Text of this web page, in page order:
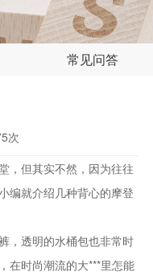
常见问答
次
但其实不然，因为往往
编就介绍几种背心的摩登
透明的水桶包也非常时
在时尚潮流的大***里怎能